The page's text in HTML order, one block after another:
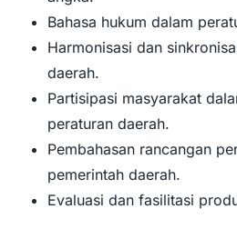
Bahasa hukum dalam
Harmonisasi dan
daerah.
Partisipasi masyarakat
peraturan daerah.
Pembahasan rancangan
pemerintah daerah.
Evaluasi dan fasilitasi